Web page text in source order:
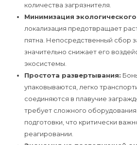
количества загрязнителя.
Минимизация
локализация предотвращает
пятна. Непосредственный сбор
значительно снижает его
экосистемы.
Простота развертывания:
упаковываются, легко
соединяются в плавучие
требует сложного оборудования
подготовки, что критически
реагировании.